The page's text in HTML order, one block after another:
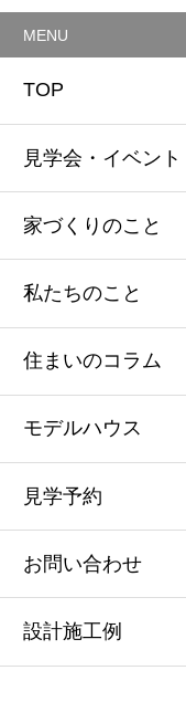
MENU
TOP
見学会・イベント
家づくりのこと
私たちのこと
住まいのコラム
モデルハウス
見学予約
お問い合わせ
設計施工例